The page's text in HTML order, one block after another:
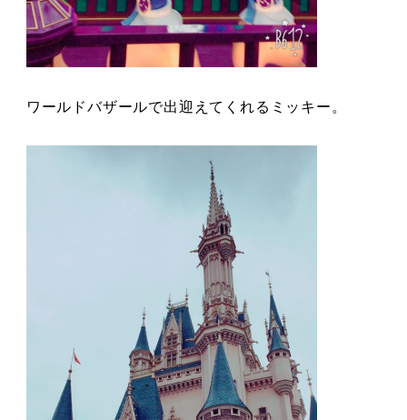
ワールドバザールで出迎えてくれるミッキー。